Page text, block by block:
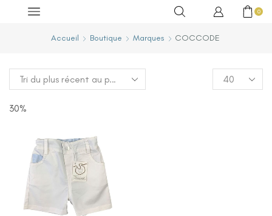
0
Accueil Boutique Marques COCCODE
30%